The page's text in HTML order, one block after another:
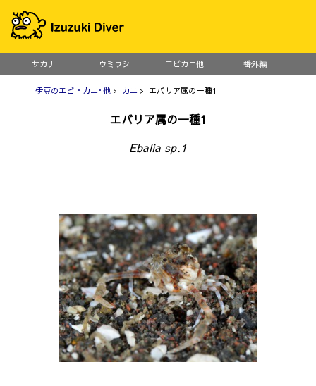
サカナ ウミウシ エビカニ他 番外編
伊豆のエビ・カニ･他> カニ > エバリア属の一種1
エバリア属の一種1
Ebalia sp.1